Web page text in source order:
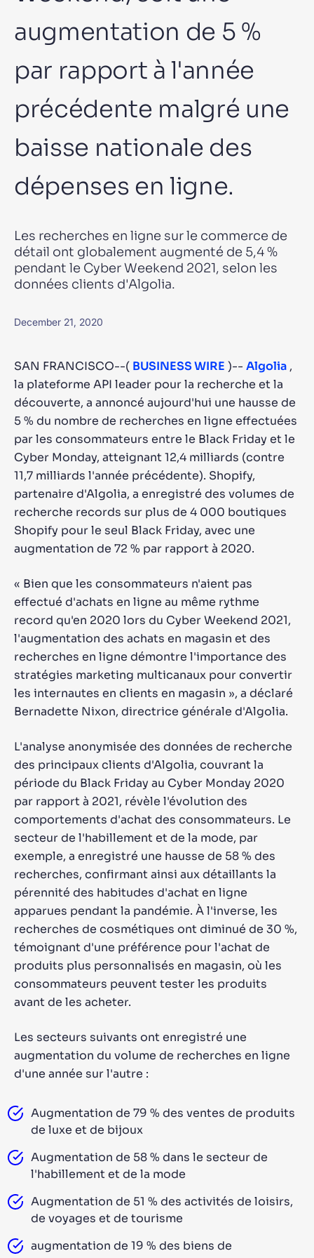
Algolia pourra-t-il évoluer en fonction de notre
trafic et du volume de nos données ?
SUGGESTIONS
PRODUITS ET RESSOURCES
augmentation de 5 %
par rapport à l'année
précédente malgré une
baisse nationale des
dépenses en ligne.
Les recherches en ligne sur le commerce de
détail ont globalement augmenté de 5,4 %
pendant le Cyber ​​Weekend 2021, selon les
données clients d'Algolia.
December 21, 2020
SAN FRANCISCO--( BUSINESS WIRE )-- Algolia ,
la plateforme API leader pour la recherche et la
découverte, a annoncé aujourd'hui une hausse de
5 % du nombre de recherches en ligne effectuées
par les consommateurs entre le Black Friday et le
Cyber ​​Monday, atteignant 12,4 milliards (contre
11,7 milliards l'année précédente). Shopify,
partenaire d'Algolia, a enregistré des volumes de
recherche records sur plus de 4 000 boutiques
Shopify pour le seul Black Friday, avec une
augmentation de 72 % par rapport à 2020.
« Bien que les consommateurs n'aient pas
effectué d'achats en ligne au même rythme
record qu'en 2020 lors du Cyber ​​Weekend 2021,
l'augmentation des achats en magasin et des
recherches en ligne démontre l'importance des
stratégies marketing multicanaux pour convertir
les internautes en clients en magasin », a déclaré
Bernadette Nixon, directrice générale d'Algolia.
L'analyse anonymisée des données de recherche
des principaux clients d'Algolia, couvrant la
période du Black Friday au Cyber ​​Monday 2020
par rapport à 2021, révèle l'évolution des
comportements d'achat des consommateurs. Le
secteur de l'habillement et de la mode, par
exemple, a enregistré une hausse de 58 % des
recherches, confirmant ainsi aux détaillants la
pérennité des habitudes d'achat en ligne
apparues pendant la pandémie. À l'inverse, les
recherches de cosmétiques ont diminué de 30 %,
témoignant d'une préférence pour l'achat de
produits plus personnalisés en magasin, où les
consommateurs peuvent tester les produits
avant de les acheter.
Les secteurs suivants ont enregistré une
augmentation du volume de recherches en ligne
d'une année sur l'autre :
Augmentation de 79 % des ventes de produits
de luxe et de bijoux
Augmentation de 58 % dans le secteur de
l'habillement et de la mode
Augmentation de 51 % des activités de loisirs,
de voyages et de tourisme
augmentation de 19 % des biens de